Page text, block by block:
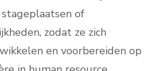
of
zodat ze zich
en voorbereiden op